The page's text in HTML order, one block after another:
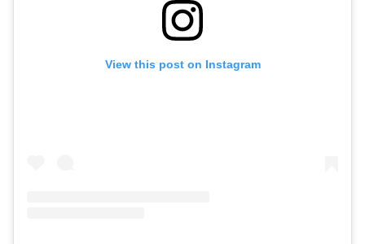
View this post on Instagram